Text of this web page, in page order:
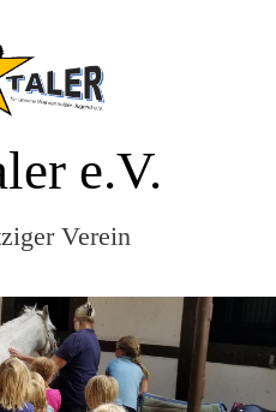
e.V.
Verein